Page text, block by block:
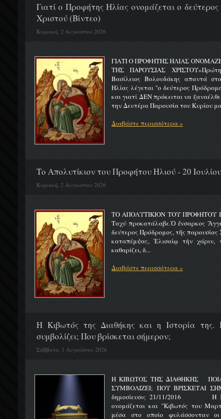
Γιατί ο Προφήτης Ηλίας ονομάζεται ο
Χριστού (Βίντεο)
Κυριακή, 2 Αυγούστου 2026
ΓΙΑΤΙ Ο ΠΡΟΦΗΤΗΣ ΗΛΙΑΣ
ΤΗΣ ΠΑΡΟΥΣΙΑΣ
Βασίλειος Βολουδάκης απαντά
Ηλίας λέγεται "ο δεύτερος
και γιατί ΔΕΝ πρόκειται να
την Δευτέρα Παρουσία του Κυρίου
Διαβάστε περισσότερα »
Το Απολυτίκιον του Προφήτου Ηλιού - 20 Ιουλίου
Κυριακή, 2 Αυγούστου 2026
ΤΟ ΑΠΟΛΥΤΙΚΙΟΝ ΤΟΥ ΠΡΟΦΗΤΟΥ
Ταχύ προκατάλαβε.Ὁ ἔνσαρκος
δεύτερος Πρόδρομος, τῆς παρουσίας
καταπέμψας, Ἐλισαίῳ τὴν χάριν,
καθαρίζει, δ...
Διαβάστε περισσότερα »
H Κιβωτός της Διαθήκης και η Ιστορία της.
συμβολίζει; Που βρίσκεται σήμερον;
Σάββατο, 1 Αυγούστου 2026
Η ΚΙΒΩΤΟΣ ΤΗΣ ΔΙΑΘΗΚΗΣ
ΣΥΜΒΟΛΙΖΕΙ; ΠΟΥ
δημοσίευσις 21/11/2016 Η
ονομάζεται και "Κιβωτός του
μέσα στο οποίο φυλάσσονταν